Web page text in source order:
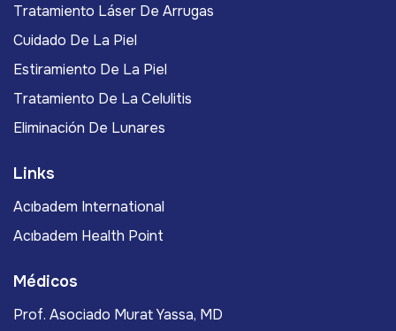
Tratamiento Láser De Arrugas
Cuidado De La Piel
Estiramiento De La Piel
Tratamiento De La Celulitis
Eliminación De Lunares
Links
Acıbadem International
Acıbadem Health Point
Médicos
Prof. Asociado Murat Yassa, MD